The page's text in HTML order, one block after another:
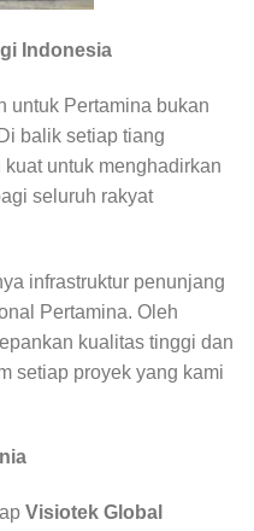
Indonesia
untuk Pertamina bukan
balik setiap tiang
untuk menghadirkan
seluruh rakyat
infrastruktur penunjang
Pertamina. Oleh
kualitas tinggi dan
setiap proyek yang kami
Visiotek Global